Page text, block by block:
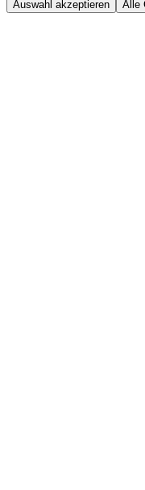
Auswahl akzeptieren Alle